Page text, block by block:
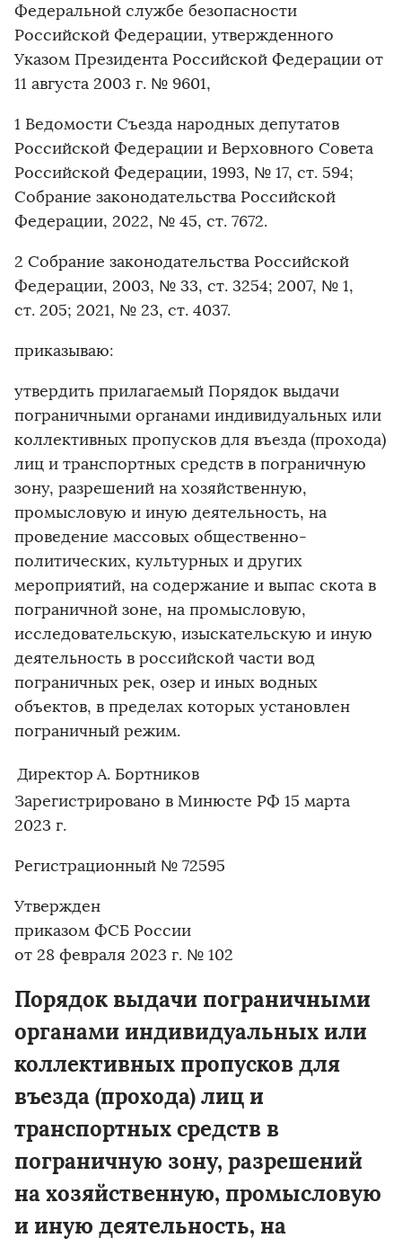
Федеральной службе безопасности
Российской Федерации, утвержденного
Указом Президента Российской Федерации от
11 августа 2003 г. № 9601,
1 Ведомости Съезда народных депутатов
Российской Федерации и Верховного Совета
Российской Федерации, 1993, № 17, ст. 594;
Собрание законодательства Российской
Федерации, 2022, № 45, ст. 7672.
2 Собрание законодательства Российской
Федерации, 2003, № 33, ст. 3254; 2007, № 1,
ст. 205; 2021, № 23, ст. 4037.
приказываю:
утвердить прилагаемый Порядок выдачи
пограничными органами индивидуальных или
коллективных пропусков для въезда (прохода)
лиц и транспортных средств в пограничную
зону, разрешений на хозяйственную,
промысловую и иную деятельность, на
проведение массовых общественно-
политических, культурных и других
мероприятий, на содержание и выпас скота в
пограничной зоне, на промысловую,
исследовательскую, изыскательскую и иную
деятельность в российской части вод
пограничных рек, озер и иных водных
объектов, в пределах которых установлен
пограничный режим.
Директор А. Бортников
Зарегистрировано в Минюсте РФ 15 марта
2023 г.
Регистрационный № 72595
Утвержден
приказом ФСБ России
от 28 февраля 2023 г. № 102
Порядок выдачи пограничными
органами индивидуальных или
коллективных пропусков для
въезда (прохода) лиц и
транспортных средств в
пограничную зону, разрешений
на хозяйственную, промысловую
и иную деятельность, на